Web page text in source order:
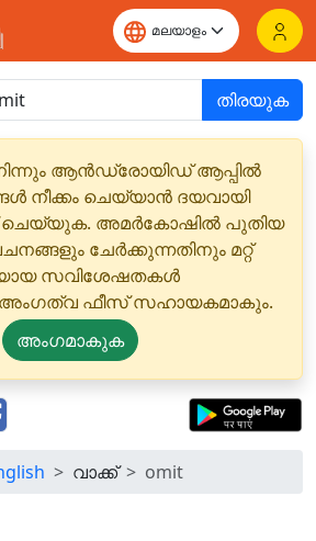
തിരയുക
ആൻഡ്രോയിഡ് ആപ്പിൽ
നീക്കം ചെയ്യാൻ ദയവായി
അമർകോഷിൽ പുതിയ
ചേർക്കുന്നതിനും മറ്റ്
സവിശേഷതകൾ
അംഗത്വ ഫീസ് സഹായകമാകും.
അംഗമാകുക
വാക്ക് omit